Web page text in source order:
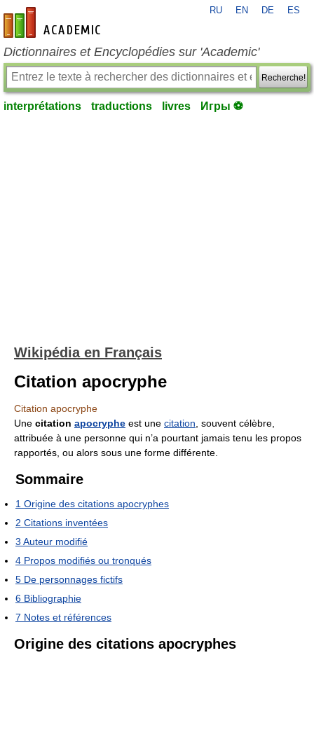
fr-academic.com
RU EN DE ES
Dictionnaires et Encyclopédies sur 'Academic'
Recherche!
interprétations traductions livres Игры ⚽
Wikipédia en Français
Citation apocryphe
Citation apocryphe
Une citation apocryphe est une citation , souvent célèbre,
attribuée à une personne qui n’a pourtant jamais tenu les propos
rapportés, ou alors sous une forme différente.
Sommaire
1 Origine des citations apocryphes
2 Citations inventées
3 Auteur modifié
4 Propos modifiés ou tronqués
5 De personnages fictifs
6 Bibliographie
7 Notes et références
Origine des citations apocryphes